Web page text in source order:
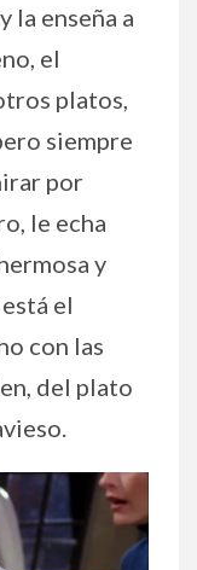
la enseña a
el
platos,
siempre
por
le echa
y
el
con las
del plato